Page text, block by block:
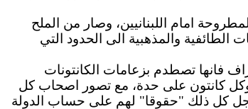
امام اللبنانيين، وصار من الملح
الطائفية والمذهبية الى الحدود التي
فانها تصطدم بزعامات الكانتونات
وكل كانتون على حدة، مع تصور اصحاب كل
كل ذلك "حقوقا" لهم على حساب الدولة